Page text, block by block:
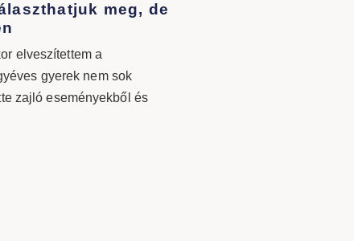
meg, de
elveszítettem a
gyerek nem sok
zajló eseményekből és